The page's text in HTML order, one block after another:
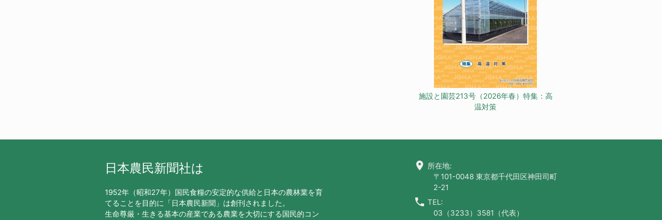
施設と園芸213号（2026年春）特集：高
温対策
日本農民新聞社は
1952年（昭和27年）国民食糧の安定的な供給と日本の農林業を育
てることを目的に「日本農民新聞」は創刊されました。
生命尊厳・生きる基本の産業である農業を大切にする国民的コン
location_on 所在地:
〒101-0048 東京都千代田区神田司町
2-21
call TEL:
03（3233）3581（代表）